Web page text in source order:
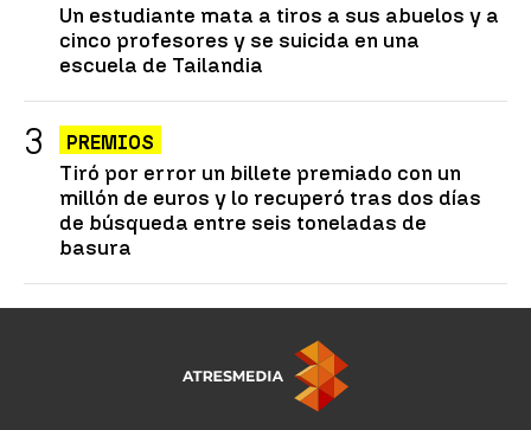
Un estudiante mata a tiros a sus abuelos y a
cinco profesores y se suicida en una
escuela de Tailandia
PREMIOS
Tiró por error un billete premiado con un
millón de euros y lo recuperó tras dos días
de búsqueda entre seis toneladas de
basura